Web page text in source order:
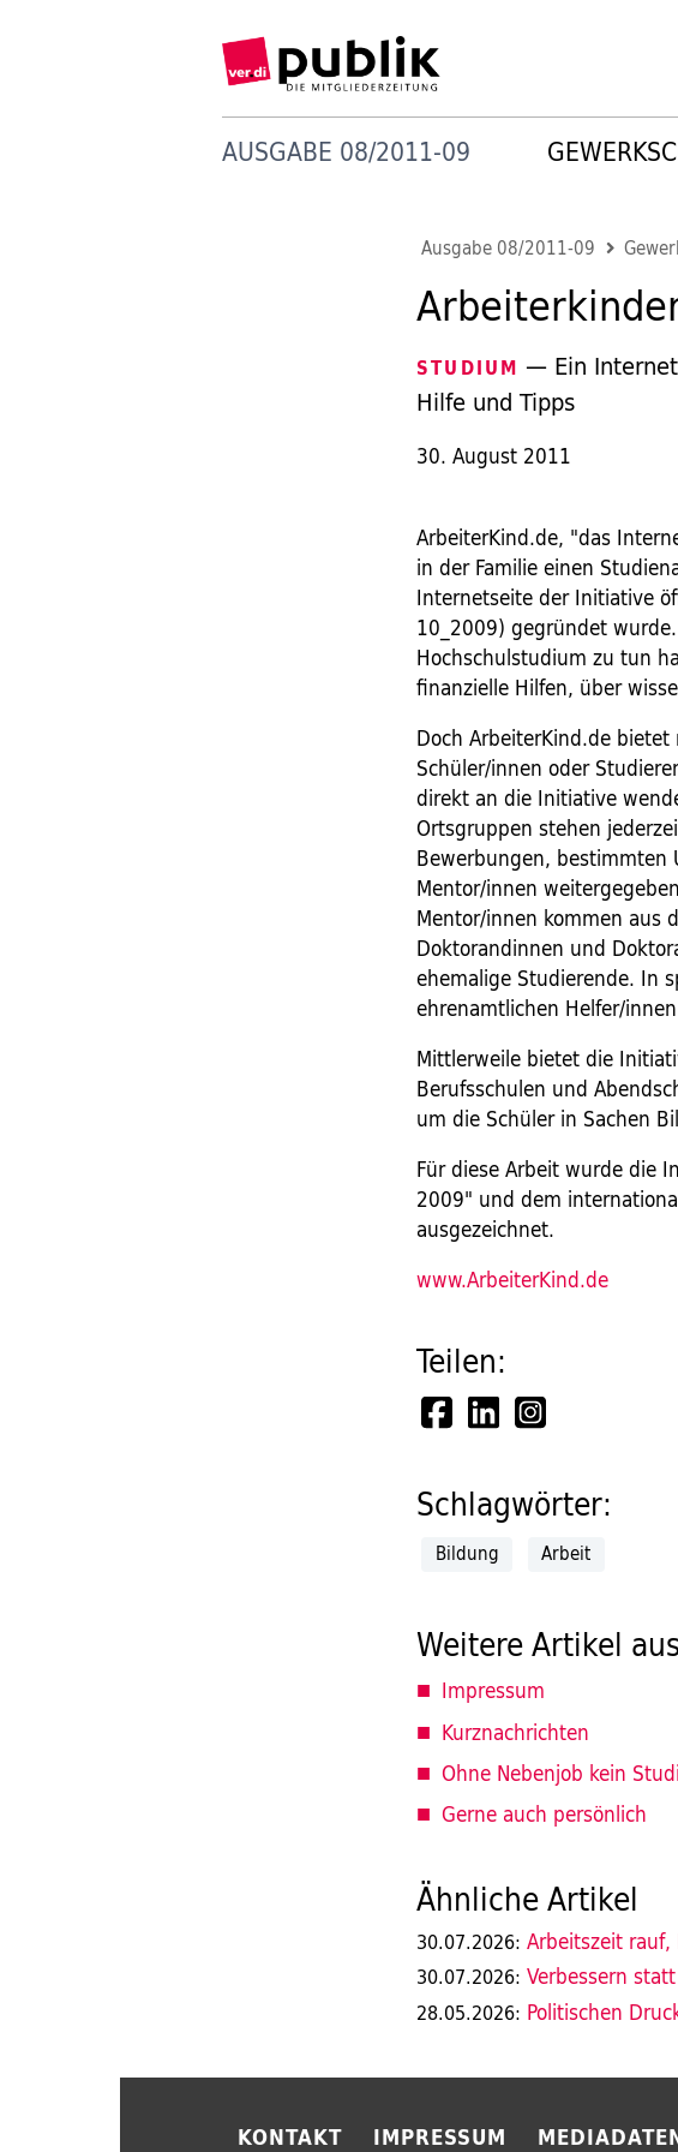
AUSGABE 08/2011-09
Ausgabe 08/2011-09
STUDIUM — Ein
Hilfe und Tipps
30. August 2011
ArbeiterKind.de, "das
in der Familie einen
Internetseite der Initiative
10_2009) gegründet
Hochschulstudium zu tun
finanzielle Hilfen, über
Doch ArbeiterKind.de
Schüler/innen oder
direkt an die Initiative
Ortsgruppen stehen
Bewerbungen, bestimmten
Mentor/innen
Mentor/innen kommen aus
Doktorandinnen und
ehemalige Studierende. In
ehrenamtlichen Helfer/
Mittlerweile bietet die
Berufsschulen und
um die Schüler in Sachen
Für diese Arbeit wurde die
2009" und dem
ausgezeichnet.
www.ArbeiterKind.de
Teilen:
Schlagwörter:
Bildung Arbeit
Weitere Artikel
Impressum
Kurznachrichten
Ohne Nebenjob kein
Gerne auch persönlich
Ähnliche Artikel
30.07.2026: Arbeitszeit
30.07.2026: Verbessern
28.05.2026: Politischen
KONTAKT IMPRESSUM